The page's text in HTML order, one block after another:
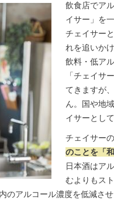
飲食店でア
イサー」を
チェイサー
れを追いか
飲料・低ア
「チェイサ
てきますが
ん。国や地
イサーとし
チェイサーの
のことを「
日本酒はア
むよりもス
のアルコール濃度を低減さ